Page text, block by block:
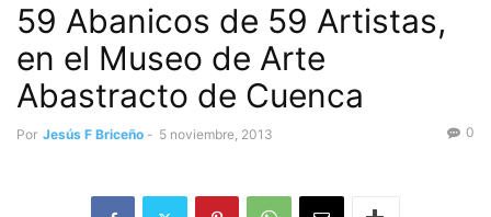
Obra escogida
59 Abanicos de 59 Artistas,
en el Museo de Arte
Abastracto de Cuenca
Por Jesús F Briceño - 5 noviembre, 2013 0